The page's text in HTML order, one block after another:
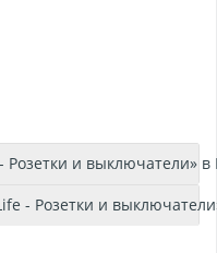
Розетки и выключатели» в
- Розетки и